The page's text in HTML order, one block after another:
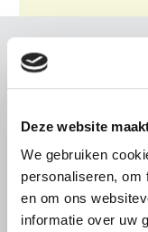
Deze website
We gebruiken
personaliseren, om
en om ons
informatie over uw
Gerelateerd